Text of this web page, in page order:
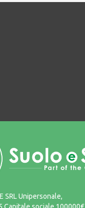
SRL Unipersonale,